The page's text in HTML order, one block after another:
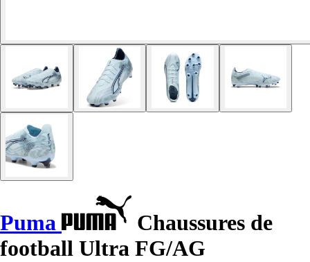
Puma
Chaussures de
football Ultra FG/AG